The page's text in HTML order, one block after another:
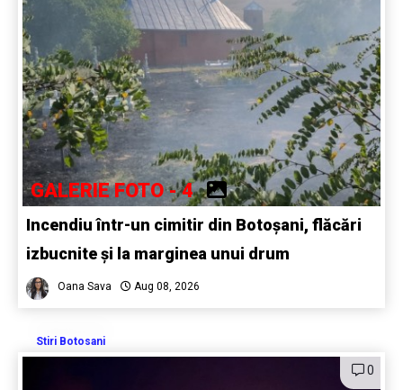
GALERIE FOTO - 4
Incendiu într-un cimitir din Botoșani, flăcări
izbucnite și la marginea unui drum
Oana Sava Aug 08, 2026
Stiri Botosani
0